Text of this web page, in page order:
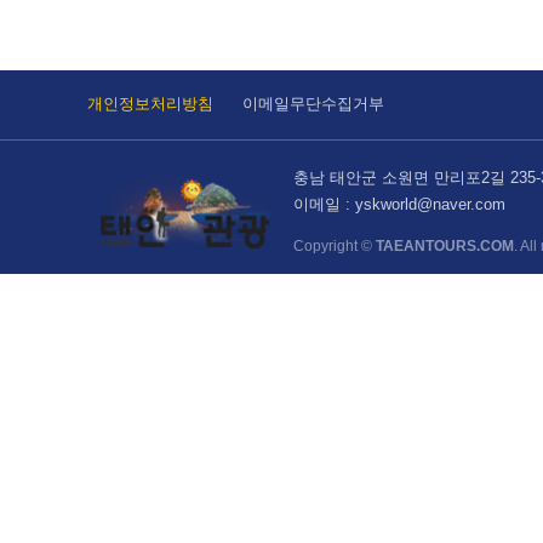
개인정보처리방침 이메일무단수집거부
충남 태안군 소원면 만리포2길 235-
이메일 : yskworld@naver.com
Copyright © TAEANTOURS.COM .